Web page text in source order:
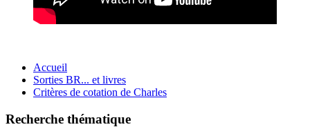
Accueil
Sorties BR... et livres
Critères de cotation de Charles
Recherche thématique